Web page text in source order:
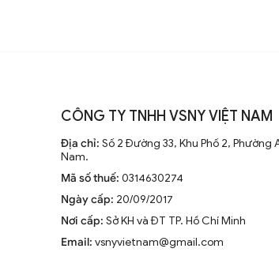
trang trí sang
tiên tiến như điều
CÔNG TY TNHH VSNY VIỆT NAM
Địa chỉ: Số 2 Đường 33, Khu Phố 2, Phường
Nam.
Mã số thuế: 0314630274
Ngày cấp: 20/09/2017
Nơi cấp: Sở KH và ĐT TP. Hồ Chí Minh
Email: vsnyvietnam@gmail.com